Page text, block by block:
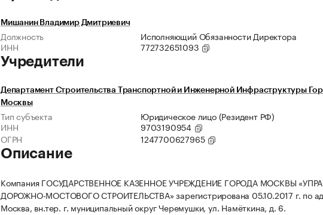
Мишанин Владимир Дмитриевич
Должность
Исполняющий Обязанности Директора
ИНН
772732651093
Учредители
Департамент Строительства Транспортной и Инженерной Инфраструктуры
Москвы
Тип субъекта
Юридическое лицо (Резидент РФ)
ИНН
9703190954
ОГРН
1247700627965
Описание
Компания ГОСУДАРСТВЕННОЕ КАЗЕННОЕ УЧРЕЖДЕНИЕ ГОРОДА МОСКВЫ
ДОРОЖНО-МОСТОВОГО СТРОИТЕЛЬСТВА» зарегистрирована 05.10.2017 г. по
Москва, вн.тер. г. муниципальный округ Черемушки, ул. Намёткина, д. 6.